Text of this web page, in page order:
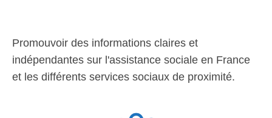
Promouvoir des informations claires et
indépendantes sur l'assistance sociale en France
et les différents services sociaux de proximité.